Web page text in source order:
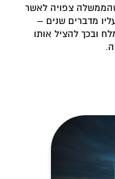
צפויה לאשר
מדברים שנים –
ובכך להציל אותו